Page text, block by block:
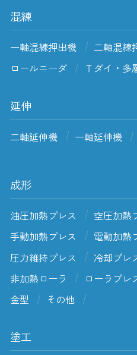
混練
一軸混練押出機 二軸混練
ロールニーダ
Ｔダイ・多
延伸
二軸延伸機 一軸延伸機
成形
油圧加熱プレス
空圧加熱
手動加熱プレス
電動加熱
圧力維持プレス
冷却プレ
非加熱ローラ
ローラプレ
金型
その他
塗工